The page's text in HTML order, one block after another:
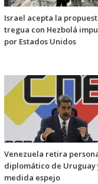
Israel acepta la
tregua con Hezbolá
por Estados Unidos
Venezuela retira
diplomático de Uruguay
medida espejo